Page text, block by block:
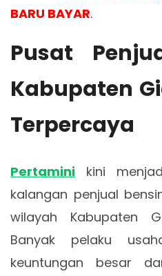
BARU BAYAR.
Pusat
Kabupaten
Terpercaya
Pertamini kini
kalangan penjual
wilayah Kabupaten
Banyak pelaku
keuntungan besar